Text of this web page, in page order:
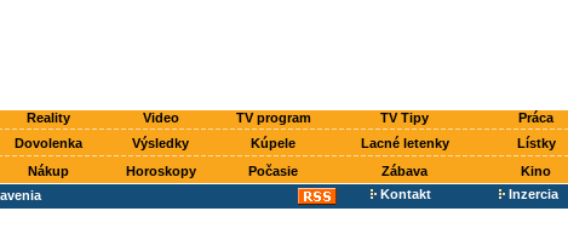
Reality Video TV program TV Tipy
Práca
Dovolenka Výsledky Kúpele Lacné letenky
Lístky
Nákup Horoskopy Počasie Zábava
Kino
Kontakt Inzercia